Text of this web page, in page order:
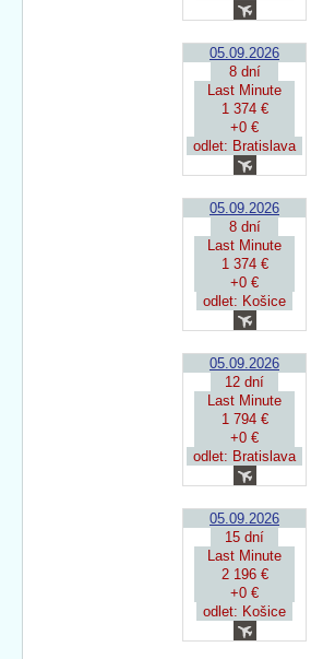
05.09.2026
8 dní
Last Minute
1 374 €
+0 €
odlet: Bratislava
05.09.2026
8 dní
Last Minute
1 374 €
+0 €
odlet: Košice
05.09.2026
12 dní
Last Minute
1 794 €
+0 €
odlet: Bratislava
05.09.2026
15 dní
Last Minute
2 196 €
+0 €
odlet: Košice